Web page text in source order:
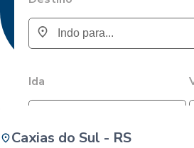
Ida
Caxias do Sul - RS